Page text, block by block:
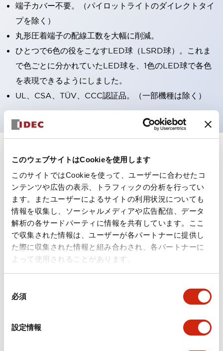
このウェブサイトはCookieを使用します
このサイトではCookieを使って、ユーザーに合わせたコ
ンテンツや広告の表示、トラフィックの分析を行ってい
ます。またユーザーによるサイトの利用状況についても
情報を収集し、ソーシャルメディアや広告配信、データ
解析の各サードパーティに情報を共有しています。ここ
で収集された情報は、ユーザーが各パートナーに提供し
た際に収集された情報と組み合わされ、各パートナーに
よって使用されることがあります。
必須
設定情報
端子カバー不要。（パイロットライトのダイレクトタイ
プを除く）
丸形圧着端子の配線工数を大幅に削減。
ひとつで6色の役をこなすLED球（LSRD球）。これま
で色ごとに分かれていたLED球を、1色のLED球で各色
を表現できるようにしました。
UL、CSA、TÜV、CCC認証品。（一部機種は除く）
仕様
形状仕様
電気的仕様(照光部定格)
環境仕様
機能仕様